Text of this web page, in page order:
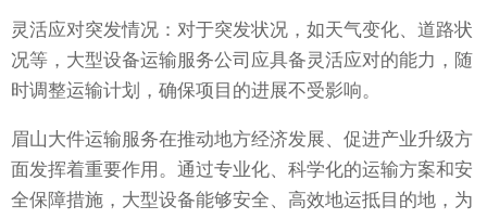
灵活应对突发情况：对于突发状况，如天气变化、道路状
况等，大型设备运输服务公司应具备灵活应对的能力，随
时调整运输计划，确保项目的进展不受影响。
眉山大件运输服务在推动地方经济发展、促进产业升级方
面发挥着重要作用。通过专业化、科学化的运输方案和安
全保障措施，大型设备能够安全、高效地运抵目的地，为